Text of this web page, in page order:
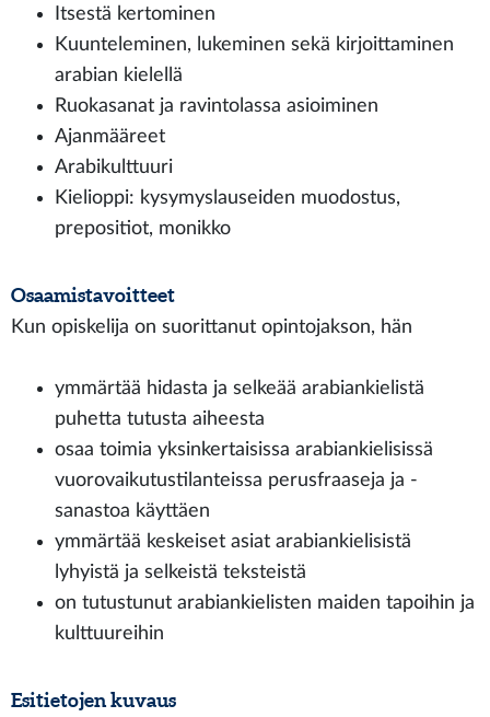
Itsestä kertominen
Kuunteleminen, lukeminen sekä kirjoittaminen
arabian kielellä
Ruokasanat ja ravintolassa asioiminen
Ajanmääreet
Arabikulttuuri
Kielioppi: kysymyslauseiden muodostus,
prepositiot, monikko
Osaamistavoitteet
Kun opiskelija on suorittanut opintojakson, hän
ymmärtää hidasta ja selkeää arabiankielistä
puhetta tutusta aiheesta
osaa toimia yksinkertaisissa arabiankielisissä
vuorovaikutustilanteissa perusfraaseja ja -
sanastoa käyttäen
ymmärtää keskeiset asiat arabiankielisistä
lyhyistä ja selkeistä teksteistä
on tutustunut arabiankielisten maiden tapoihin ja
kulttuureihin
Esitietojen kuvaus